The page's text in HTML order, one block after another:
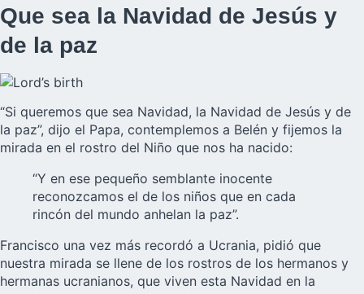
Que sea la Navidad de Jesús y
de la paz
“Si queremos que sea Navidad, la Navidad de Jesús y de
la paz”, dijo el Papa, contemplemos a Belén y fijemos la
mirada en el rostro del Niño que nos ha nacido:
“Y en ese pequeño semblante inocente
reconozcamos el de los niños que en cada
rincón del mundo anhelan la paz”.
Francisco una vez más recordó a Ucrania, pidió que
nuestra mirada se llene de los rostros de los hermanos y
hermanas ucranianos, que viven esta Navidad en la